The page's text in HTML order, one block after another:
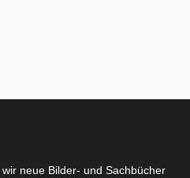
neue Bilder- und Sachbücher